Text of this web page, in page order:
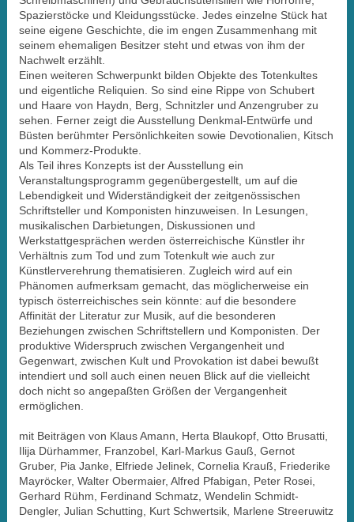
Spazierstöcke und Kleidungsstücke. Jedes einzelne Stück hat
seine eigene Geschichte, die im engen Zusammenhang mit
seinem ehemaligen Besitzer steht und etwas von ihm der
Nachwelt erzählt.
Einen weiteren Schwerpunkt bilden Objekte des Totenkultes
und eigentliche Reliquien. So sind eine Rippe von Schubert
und Haare von Haydn, Berg, Schnitzler und Anzengruber zu
sehen. Ferner zeigt die Ausstellung Denkmal-Entwürfe und
Büsten berühmter Persönlichkeiten sowie Devotionalien, Kitsch
und Kommerz-Produkte.
Als Teil ihres Konzepts ist der Ausstellung ein
Veranstaltungsprogramm gegenübergestellt, um auf die
Lebendigkeit und Widerständigkeit der zeitgenössischen
Schriftsteller und Komponisten hinzuweisen. In Lesungen,
musikalischen Darbietungen, Diskussionen und
Werkstattgesprächen werden österreichische Künstler ihr
Verhältnis zum Tod und zum Totenkult wie auch zur
Künstlerverehrung thematisieren. Zugleich wird auf ein
Phänomen aufmerksam gemacht, das möglicherweise ein
typisch österreichisches sein könnte: auf die besondere
Affinität der Literatur zur Musik, auf die besonderen
Beziehungen zwischen Schriftstellern und Komponisten. Der
produktive Widerspruch zwischen Vergangenheit und
Gegenwart, zwischen Kult und Provokation ist dabei bewußt
intendiert und soll auch einen neuen Blick auf die vielleicht
doch nicht so angepaßten Größen der Vergangenheit
ermöglichen.
mit Beiträgen von Klaus Amann, Herta Blaukopf, Otto Brusatti,
Ilija Dürhammer, Franzobel, Karl-Markus Gauß, Gernot
Gruber, Pia Janke, Elfriede Jelinek, Cornelia Krauß, Friederike
Mayröcker, Walter Obermaier, Alfred Pfabigan, Peter Rosei,
Gerhard Rühm, Ferdinand Schmatz, Wendelin Schmidt-
Dengler, Julian Schutting, Kurt Schwertsik, Marlene Streeruwitz